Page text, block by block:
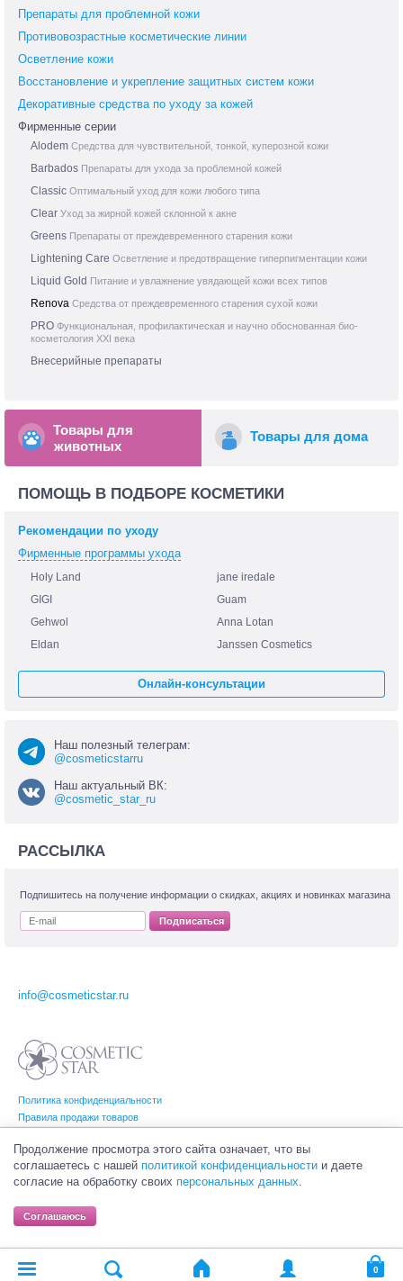
Препараты для проблемной кожи
Противовозрастные косметические линии
Осветление кожи
Восстановление и укрепление защитных систем кожи
Декоративные средства по уходу за кожей
Фирменные серии
Alodem Средства для чувствительной, тонкой, куперозной кожи
Barbados Препараты для ухода за проблемной кожей
Classic Оптимальный уход для кожи любого типа
Clear Уход за жирной кожей склонной к акне
Greens Препараты от преждевременного старения кожи
Lightening Care Осветление и предотвращение гиперпигментации кожи
Liquid Gold Питание и увлажнение увядающей кожи всех типов
Renova Средства от преждевременного старения сухой кожи
PRO Функциональная, профилактическая и научно обоснованная био-
косметология XXI века
Внесерийные препараты
Товары для
животных
Товары для дома
ПОМОЩЬ В ПОДБОРЕ КОСМЕТИКИ
Рекомендации по уходу
Фирменные программы ухода
Holy Land
jane iredale
GIGI
Guam
Gehwol
Anna Lotan
Eldan
Janssen Cosmetics
Онлайн-консультации
Наш полезный телеграм:
@cosmeticstarru
Наш актуальный ВК:
@cosmetic_star_ru
РАССЫЛКА
Подпишитесь на получение информации о скидках, акциях и новинках магазина
Подписаться
Политика конфиденциальности
Правила продажи товаров
info@cosmeticstar.ru
(Косметик Стар). Все права на товарные знаки принадлежат их законным
владельцам.
Продолжение просмотра этого сайта означает, что вы
соглашаетесь с нашей политикой конфиденциальности и даете
согласие на обработку своих персональных данных.
Соглашаюсь